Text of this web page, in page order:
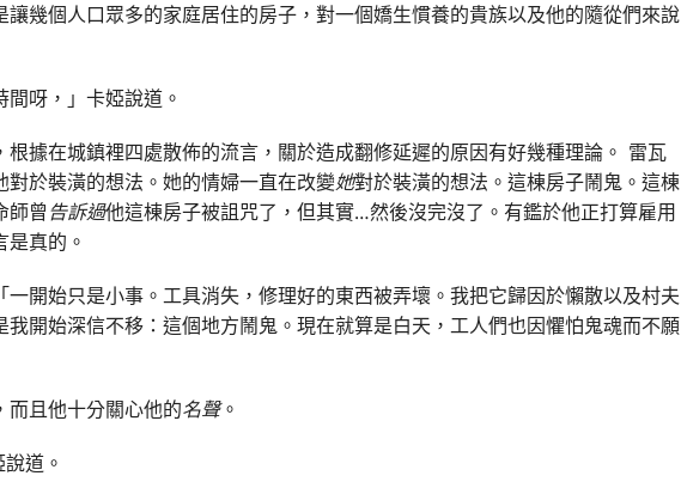
幾個人口眾多的家庭居住的房子，對一個嬌生慣養的貴族以及他的隨從們來說
間呀，」卡婭說道。
據在城鎮裡四處散佈的流言，關於造成翻修延遲的原因有好幾種理論。 雷瓦
於裝潢的想法。她的情婦一直在改變她對於裝潢的想法。這棟房子鬧鬼。這棟
師曾告訴過他這棟房子被詛咒了，但其實…然後沒完沒了。有鑑於他正打算雇用
真的。
一開始只是小事。工具消失，修理好的東西被弄壞。我把它歸因於懶散以及村夫
開始深信不移：這個地方鬧鬼。現在就算是白天，工人們也因懼怕鬼魂而不願
而且他十分關心他的名聲。
道。